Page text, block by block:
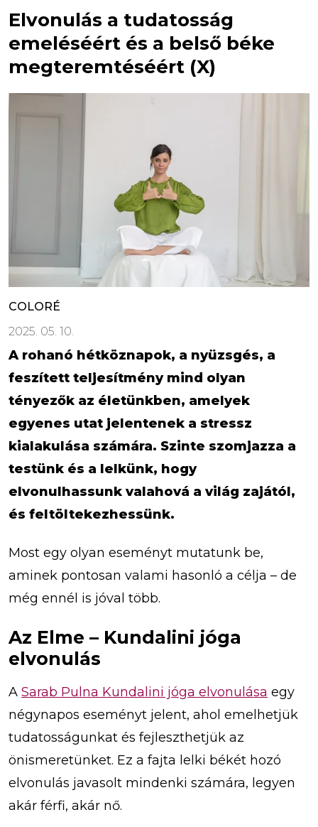
Elvonulás a tudatosság
emeléséért és a belső béke
megteremtéséért (X)
COLORÉ
2025. 05. 10.
A rohanó hétköznapok, a nyüzsgés, a
feszített teljesítmény mind olyan
tényezők az életünkben, amelyek
egyenes utat jelentenek a stressz
kialakulása számára. Szinte szomjazza a
testünk és a lelkünk, hogy
elvonulhassunk valahová a világ zajától,
és feltöltekezhessünk.
Most egy olyan eseményt mutatunk be,
aminek pontosan valami hasonló a célja – de
még ennél is jóval több.
Az Elme – Kundalini jóga
elvonulás
A Sarab Pulna Kundalini jóga elvonulása egy
négynapos eseményt jelent, ahol emelhetjük
tudatosságunkat és fejleszthetjük az
önismeretünket. Ez a fajta lelki békét hozó
elvonulás javasolt mindenki számára, legyen
akár férfi, akár nő.